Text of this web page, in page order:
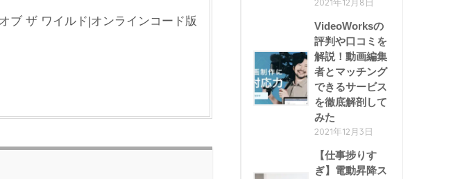
ブ ザ ワイルド|オンラインコード版
VideoWorksの
評判や口コミを
解説！動画編集
者とマッチング
できるサービス
を徹底解剖して
みた
2021年12月3日
【仕事捗りす
ぎ】電動昇降ス